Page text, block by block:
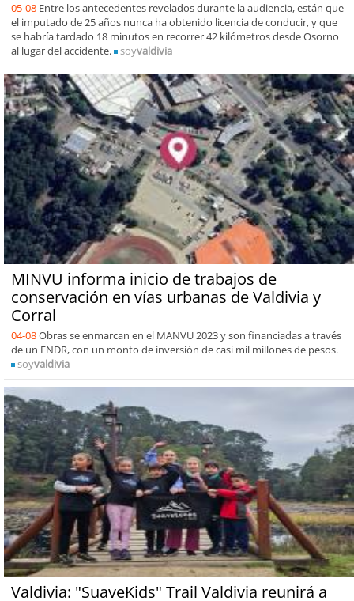
05-08 Entre los antecedentes revelados durante la audiencia, están que
el imputado de 25 años nunca ha obtenido licencia de conducir, y que
se habría tardado 18 minutos en recorrer 42 kilómetros desde Osorno
al lugar del accidente.
soyvaldivia
MINVU informa inicio de trabajos de
conservación en vías urbanas de Valdivia y
Corral
04-08Obras se enmarcan en el MANVU 2023 y son financiadas a través
de un FNDR, con un monto de inversión de casi mil millones de pesos.
soyvaldivia
Valdivia: "SuaveKids" Trail Valdivia reunirá a